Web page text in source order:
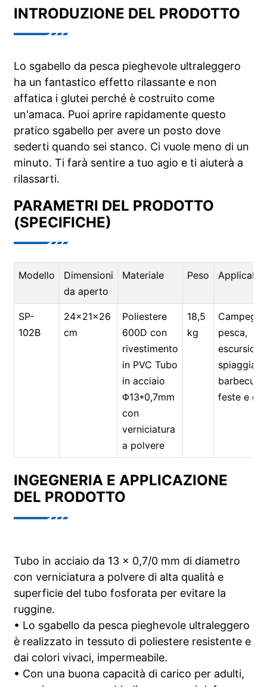
INTRODUZIONE DEL PRODOTTO
Lo sgabello da pesca pieghevole ultraleggero
ha un fantastico effetto rilassante e non
affatica i glutei perché è costruito come
un'amaca. Puoi aprire rapidamente questo
pratico sgabello per avere un posto dove
sederti quando sei stanco. Ci vuole meno di un
minuto. Ti farà sentire a tuo agio e ti aiuterà a
rilassarti.
PARAMETRI DEL PRODOTTO
(SPECIFICHE)
Modello
Dimensioni
da aperto
Materiale Peso
SP-
102B
24x21x26
cm
Poliestere
600D con
rivestimento
in PVC Tubo
in acciaio
Φ13*0,7mm
con
verniciatura
a polvere
18,5
kg
pesca,
spiaggia,
barbecue,
feste e
INGEGNERIA E APPLICAZIONE
DEL PRODOTTO
Tubo in acciaio da 13 x 0,7/0 mm di diametro
con verniciatura a polvere di alta qualità e
superficie del tubo fosforata per evitare la
ruggine.
• Lo sgabello da pesca pieghevole ultraleggero
è realizzato in tessuto di poliestere resistente e
dai colori vivaci, impermeabile.
• Con una buona capacità di carico per adulti,